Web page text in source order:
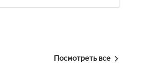
Посмотреть все